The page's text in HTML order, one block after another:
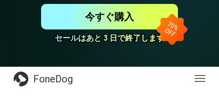
セールはあと 3 日で終了します
セールはあと 3 日で終了します
今すぐ購入
FoneDog